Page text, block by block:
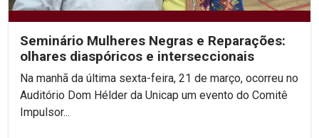
Seminário Mulheres Negras e Reparações:
olhares diaspóricos e interseccionais
Na manhã da última sexta-feira, 21 de março, ocorreu no
Auditório Dom Hélder da Unicap um evento do Comitê
Impulsor...